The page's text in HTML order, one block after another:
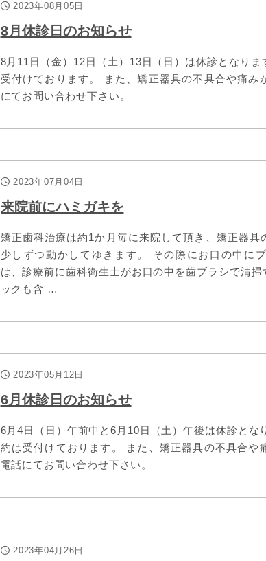
2023年08月05日
8月休診日のお知らせ
8月11日（金）12日（土）13日（日）は休診となり
受付けております。 また、矯正器具の不具合や痛み
にてお問い合わせ下さい。
2023年07月04日
来院前にハミガキを
矯正歯科治療は約1か月毎に来院して頂き、矯正器具
少しずつ動かしてゆきます。 その際にお口の中に
は、診療前に歯科衛生士がお口の中を歯ブラシで清
ックも含 …
2023年05月12日
6月休診日のお知らせ
6月4日（日）午前中と6月10日（土）午後は休診とな
約は受付けております。 また、矯正器具の不具合や
電話にてお問い合わせ下さい。
2023年04月26日